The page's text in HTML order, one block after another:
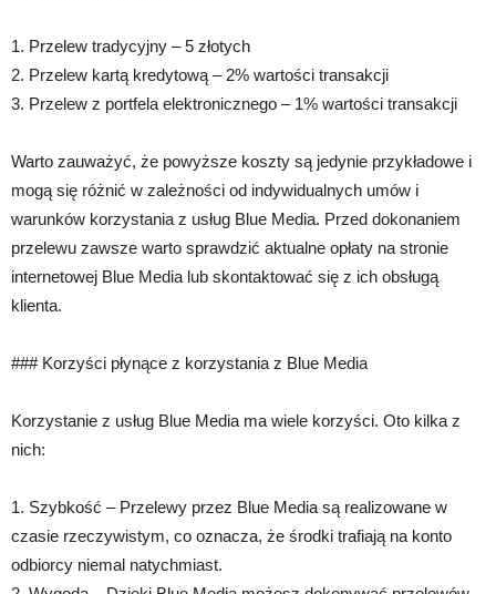
1. Przelew tradycyjny – 5 złotych
2. Przelew kartą kredytową – 2% wartości transakcji
3. Przelew z portfela elektronicznego – 1% wartości transakcji
Warto zauważyć, że powyższe koszty są jedynie przykładowe i
mogą się różnić w zależności od indywidualnych umów i
warunków korzystania z usług Blue Media. Przed dokonaniem
przelewu zawsze warto sprawdzić aktualne opłaty na stronie
internetowej Blue Media lub skontaktować się z ich obsługą
klienta.
### Korzyści płynące z korzystania z Blue Media
Korzystanie z usług Blue Media ma wiele korzyści. Oto kilka z
nich:
1. Szybkość – Przelewy przez Blue Media są realizowane w
czasie rzeczywistym, co oznacza, że środki trafiają na konto
odbiorcy niemal natychmiast.